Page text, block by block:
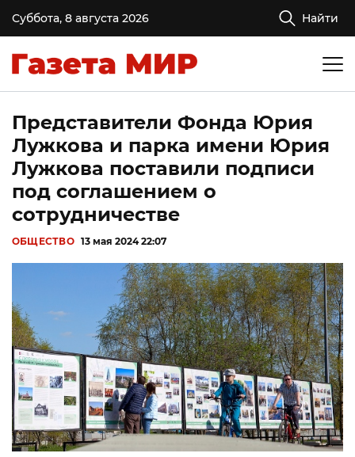
Суббота, 8 августа 2026 Найти
Представители Фонда Юрия
Лужкова и парка имени Юрия
Лужкова поставили подписи
под соглашением о
сотрудничестве
ОБЩЕСТВО 13 мая 2024 22:07